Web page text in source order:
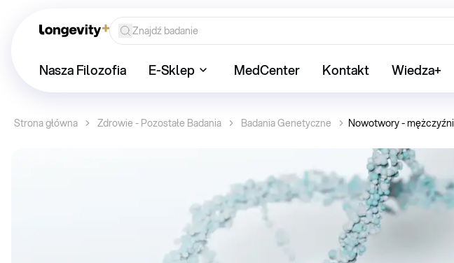
Nasza Filozofia E-Sklep MedCenter Kontakt Wiedza+
Strona główna Zdrowie - Pozostałe Badania Badania Genetyczne Nowotwory - mężczyźni